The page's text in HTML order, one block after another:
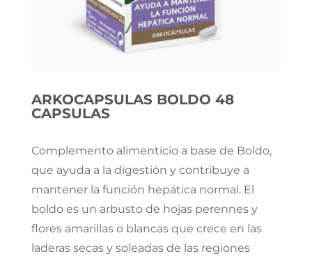
ARKOCAPSULAS BOLDO 48
CAPSULAS
Complemento alimenticio a base de Boldo,
que ayuda a la digestión y contribuye a
mantener la función hepática normal. El
boldo es un arbusto de hojas perennes y
flores amarillas o blancas que crece en las
laderas secas y soleadas de las regiones